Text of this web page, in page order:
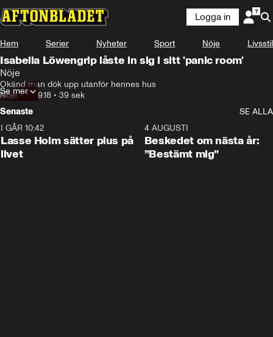
Logga in
Hem Serier Nyheter Sport Nöje Livsstil
Isabella Löwengrip låste in sig i sitt 'panic room'
Nöje
Okänd man dök upp utanför hennes hus
Nöje•17.09.18 • 39 sek
Se mer
Senaste
SE ALLA
I GÅR 10:42
Lasse Holm sätter plus på
livet
4 AUGUSTI
Beskedet om nästa år:
”Bestämt mig”